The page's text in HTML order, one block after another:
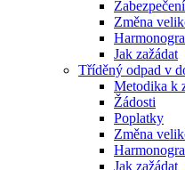
Změna
Jak zažádat
Tříděný odpad v
Metodika k
Žádosti
Poplatky
Změna
Jak zažádat